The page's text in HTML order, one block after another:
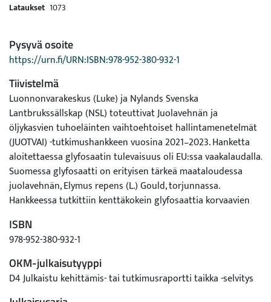
Lataukset 1073
Pysyvä osoite
https://urn.fi/URN:ISBN:978-952-380-932-1
Tiivistelmä
Luonnonvarakeskus (Luke) ja Nylands Svenska
Lantbrukssällskap (NSL) toteuttivat Juolavehnän ja
öljykasvien tuhoeläinten vaihtoehtoiset hallintamenetelmät
(JUOTVAI) -tutkimushankkeen vuosina 2021–2023. Hanketta
aloitettaessa glyfosaatin tulevaisuus oli EU:ssa vaakalaudalla.
Suomessa glyfosaatti on erityisen tärkeä maataloudessa
juolavehnän, Elymus repens (L.) Gould, torjunnassa.
Hankkeessa tutkittiin kenttäkokein glyfosaattia korvaavien
vertailtiin katetuottolaskelmien avulla. Maan muokkausta,
viljelykiertoa ja valikoivia herbisidejä hyödyntäviä
juolavehnän hallinnan keinoja tutkittiin hankkeen
yhdeksässä kenttäkokeessa Luken toimipaikoilla Jokioisissa ja
Ruukissa sekä NSL:n tutkimusasemalla Inkoossa.
ISBN
978-952-380-932-1
OKM-julkaisutyyppi
D4 Julkaistu kehittämis- tai tutkimusraportti taikka -selvitys